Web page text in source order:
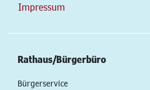
Impressum
Rathaus/Bürgerbüro
Bürgerservice